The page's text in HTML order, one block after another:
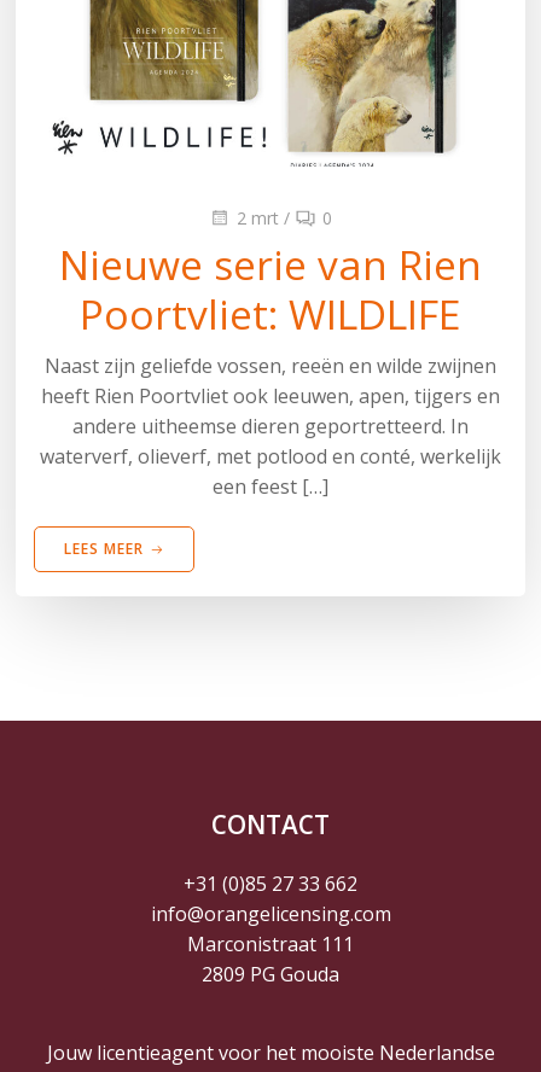
2 mrt / 0
Nieuwe serie van Rien
Poortvliet: WILDLIFE
Naast zijn geliefde vossen, reeën en wilde zwijnen
heeft Rien Poortvliet ook leeuwen, apen, tijgers en
andere uitheemse dieren geportretteerd. In
waterverf, olieverf, met potlood en conté, werkelijk
een feest […]
LEES MEER
CONTACT
+31 (0)85 27 33 662
info@orangelicensing.com
Marconistraat 111
2809 PG Gouda
Jouw licentieagent voor het mooiste Nederlandse